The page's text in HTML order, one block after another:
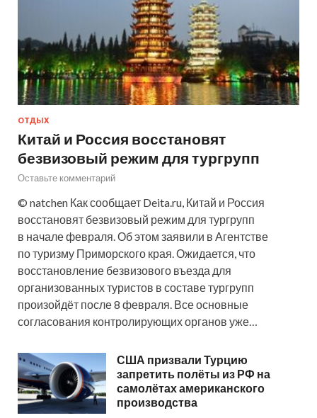
ОТДЫХ
Китай и Россия восстановят
безвизовый режим для тургрупп
Оставьте комментарий
© natchen Как сообщает Deita.ru, Китай и Россия
восстановят безвизовый режим для тургрупп
в начале февраля. Об этом заявили в Агентстве
по туризму Приморского края. Ожидается, что
восстановление безвизового въезда для
организованных туристов в составе тургрупп
произойдёт после 8 февраля. Все основные
согласования контролирующих органов уже…
США призвали Турцию
запретить полёты из РФ на
самолётах американского
производства